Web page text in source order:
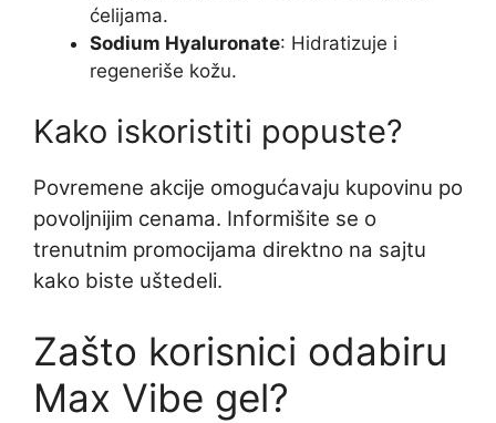
ćelijama.
Sodium Hyaluronate: Hidratizuje i
regeneriše kožu.
Kako iskoristiti popuste?
Povremene akcije omogućavaju kupovinu po
povoljnijim cenama. Informišite se o
trenutnim promocijama direktno na sajtu
kako biste uštedeli.
Zašto korisnici odabiru
Max Vibe gel?